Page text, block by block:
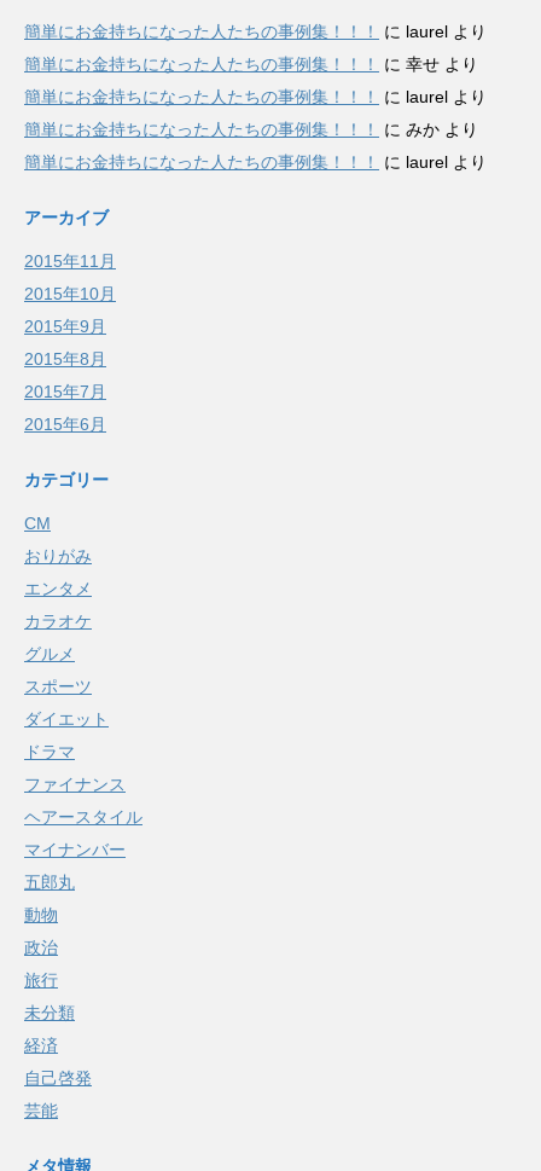
簡単にお金持ちになった人たちの事例集！！！ に laurel より
簡単にお金持ちになった人たちの事例集！！！
に 幸せ より
簡単にお金持ちになった人たちの事例集！！！
に laurel より
簡単にお金持ちになった人たちの事例集！！！
に みか より
簡単にお金持ちになった人たちの事例集！！！
に laurel より
アーカイブ
2015年11月
2015年10月
2015年9月
2015年8月
2015年7月
2015年6月
カテゴリー
CM
おりがみ
エンタメ
カラオケ
グルメ
スポーツ
ダイエット
ドラマ
ファイナンス
ヘアースタイル
マイナンバー
五郎丸
動物
政治
旅行
未分類
経済
自己啓発
芸能
メタ情報